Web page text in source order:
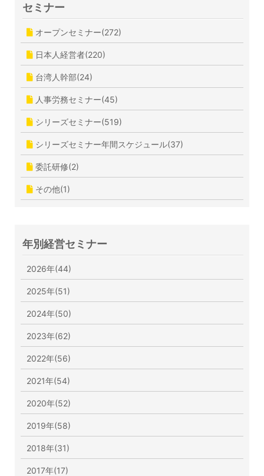
セミナー
オープンセミナー(272)
日本人経営者(220)
台湾人幹部(24)
人事労務セミナー(45)
シリーズセミナー(519)
シリーズセミナー年間スケジュール(37)
委託研修(2)
その他(1)
年別経営セミナー
2026年(44)
2025年(51)
2024年(50)
2023年(62)
2022年(56)
2021年(54)
2020年(52)
2019年(58)
2018年(31)
2017年(17)